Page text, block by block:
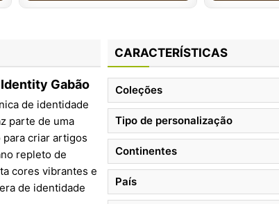
Gabão
de identidade
parte de uma
para criar artigos
repleto de
cores vibrantes e
de identidade
CARACTERÍSTICAS
Coleções
Tipo de personalização
Continentes
País